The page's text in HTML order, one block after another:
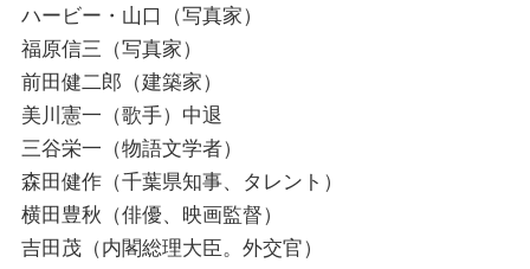
ハービー・山口（写真家）
福原信三（写真家）
前田健二郎（建築家）
美川憲一（歌手）中退
三谷栄一（物語文学者）
森田健作（千葉県知事、タレント）
横田豊秋（俳優、映画監督）
吉田茂（内閣総理大臣。外交官）